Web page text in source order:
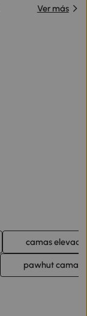
Ver más
camas
pawhut camas